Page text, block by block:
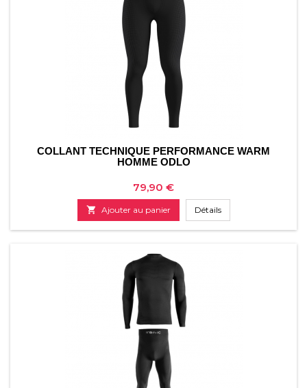
COLLANT TECHNIQUE PERFORMANCE WARM
HOMME ODLO
Prix
79,90 €
 Ajouter au panier Détails